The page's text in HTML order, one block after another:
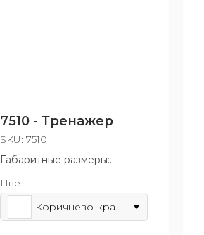
7510 - Тренажер
SKU: 7510
Габаритные размеры:
Возрастная группа: от 14 лет
Цвет